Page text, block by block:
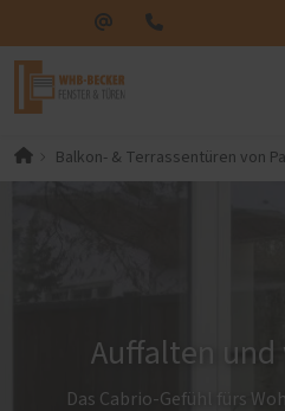
Balkon- & Terrassentüren von
Auffalten und
Das Cabrio-Gefühl fürs